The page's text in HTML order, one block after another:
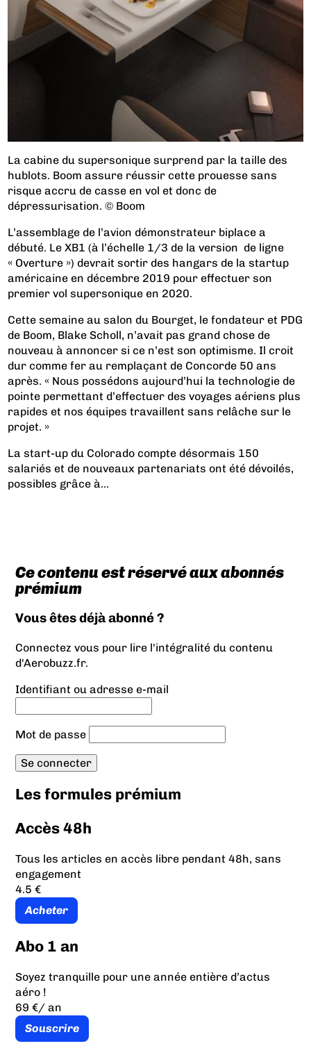
La cabine du supersonique surprend par la taille des
hublots. Boom assure réussir cette prouesse sans
risque accru de casse en vol et donc de
dépressurisation. © Boom
L’assemblage de l’avion démonstrateur biplace a
débuté. Le XB1 (à l’échelle 1/3 de la version de ligne
« Overture ») devrait sortir des hangars de la startup
américaine en décembre 2019 pour effectuer son
premier vol supersonique en 2020.
Cette semaine au salon du Bourget, le fondateur et PDG
de Boom, Blake Scholl, n’avait pas grand chose de
nouveau à annoncer si ce n’est son optimisme. Il croit
dur comme fer au remplaçant de Concorde 50 ans
après. « Nous possédons aujourd’hui la technologie de
pointe permettant d’effectuer des voyages aériens plus
rapides et nos équipes travaillent sans relâche sur le
projet. »
La start-up du Colorado compte désormais 150
salariés et de nouveaux partenariats ont été dévoilés,
possibles grâce à...
Ce contenu est réservé aux abonnés
prémium
Vous êtes déjà abonné ?
Connectez vous pour lire l'intégralité du contenu
d'Aerobuzz.fr.
Identifiant ou adresse e-mail
Mot de passe
Les formules prémium
Accès 48h
Tous les articles en accès libre pendant 48h, sans
engagement
4.5 €
Acheter
Abo 1 an
Soyez tranquille pour une année entière d’actus
aéro !
69 €/ an
Souscrire